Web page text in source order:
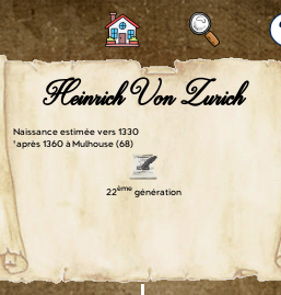
Heinrich Von Zurich
Naissance estimée vers 1330
† après 1360 à Mulhouse (68)
22èmegénération